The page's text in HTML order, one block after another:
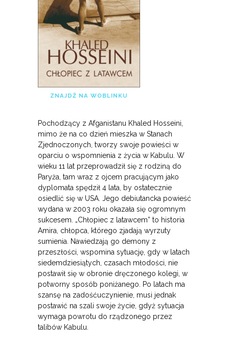
ZNAJDŹ NA WOBLINKU
Pochodzący z Afganistanu Khaled Hosseini,
mimo że na co dzień mieszka w Stanach
Zjednoczonych, tworzy swoje powieści w
oparciu o wspomnienia z życia w Kabulu. W
wieku 11 lat przeprowadził się z rodziną do
Paryża, tam wraz z ojcem pracującym jako
dyplomata spędził 4 lata, by ostatecznie
osiedlić się w USA. Jego debiutancka powieść
wydana w 2003 roku okazała się ogromnym
sukcesem. „Chłopiec z latawcem” to historia
Amira, chłopca, którego zjadają wyrzuty
sumienia. Nawiedzają go demony z
przeszłości, wspomina sytuację, gdy w latach
siedemdziesiątych, czasach młodości, nie
postawił się w obronie dręczonego kolegi, w
potworny sposób poniżanego. Po latach ma
szansę na zadośćuczynienie, musi jednak
postawić na szali swoje życie, gdyż sytuacja
wymaga powrotu do rządzonego przez
talibów Kabulu.